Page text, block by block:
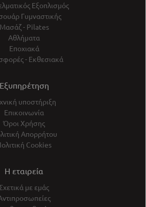
Εξοπλισμός
Γυμναστικής
Μασάζ - Pilates
Αθλήματα
Εποχιακά
- Εκθεσιακά
Εξυπηρέτηση
υποστήριξη
Επικοινωνία
Όροι Χρήσης
Απορρήτου
Cookies
Η εταιρεία
Σχετικά με εμάς